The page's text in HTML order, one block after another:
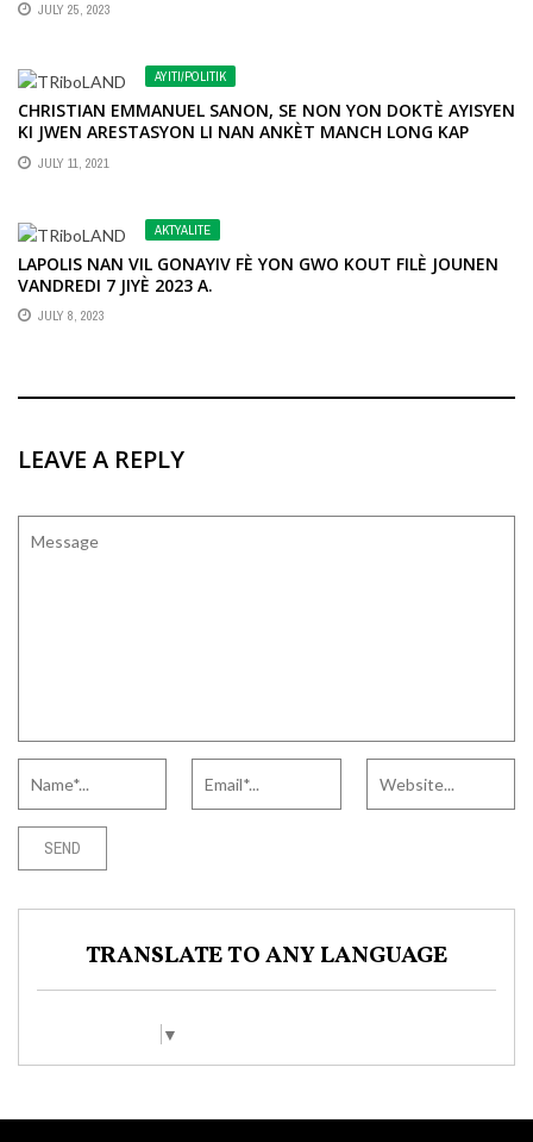
JULY 25, 2023
AYITI/POLITIK
CHRISTIAN EMMANUEL SANON, SE NON YON DOKTÈ AYISYEN
KI JWEN ARESTASYON LI NAN ANKÈT MANCH LONG KAP
MENNEN SOU ASASINAY PWEZIDAN DEFAKTO JOVENEL
MOISE LA.
JULY 11, 2021
AKTYALITE
LAPOLIS NAN VIL GONAYIV FÈ YON GWO KOUT FILÈ JOUNEN
VANDREDI 7 JIYÈ 2023 A.
JULY 8, 2023
LEAVE A REPLY
TRANSLATE TO ANY LANGUAGE
▼